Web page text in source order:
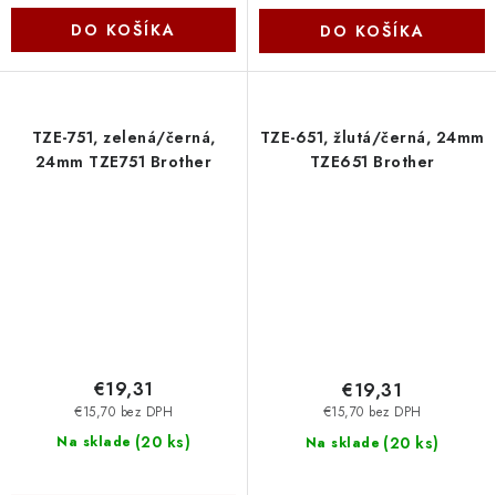
DO KOŠÍKA DO KOŠÍKA
TZE-751, zelená/černá,
24mm TZE751 Brother
Na sklade (20 ks)
€15,70 bez DPH
€19,31
TZE-651, žlutá/černá, 24mm
TZE651 Brother
Na sklade (20 ks)
€15,70 bez DPH
€19,31